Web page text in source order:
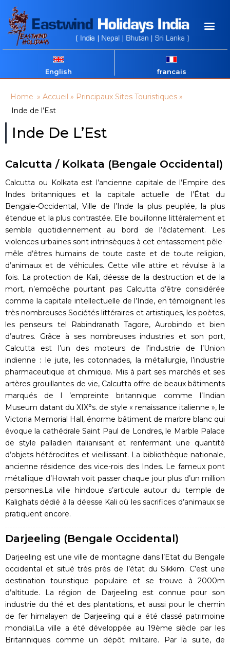
English francais
Home » Accueil » Principaux Sites Touristiques »
Inde de l’Est
Inde De L’Est
Calcutta / Kolkata (Bengale Occidental)
Calcutta ou Kolkata est l’ancienne capitale de l’Empire des
Indes britanniques et la capitale actuelle de l’État du
Bengale-Occidental, Ville de l’Inde la plus peuplée, la plus
étendue et la plus contrastée. Elle bouillonne littéralement et
semble quotidiennement au bord de l’éclatement. Les
violences urbaines sont intrinsèques à cet entassement pêle-
mêle d’êtres humains de toute caste et de toute religion,
d’animaux et de véhicules. Cette ville attire et révulse à la
fois. La protection de Kali, déesse de la destruction et de la
mort, n’empêche pourtant pas Calcutta d’être considérée
comme la capitale intellectuelle de l’Inde, en témoignent les
très nombreuses Sociétés littéraires et artistiques, les poètes,
les penseurs tel Rabindranath Tagore, Aurobindo et bien
d’autres. Grâce à ses nombreuses industries et son port,
Calcutta est l’un des moteurs de l’industrie de l’Union
indienne : le jute, les cotonnades, la métallurgie, l’industrie
pharmaceutique et chimique. Mis à part ses marchés et ses
artères grouillantes de vie, Calcutta offre de beaux bâtiments
marqués de l ’empreinte britannique comme l’Indian
Museum datant du XIX°s. de style « renaissance italienne », le
Victoria Memorial Hall, énorme bâtiment de marbre blanc qui
évoque la cathédrale Saint Paul de Londres, le Marble Palace
de style palladien italianisant et renfermant une quantité
d’objets hétéroclites et vieillissant. La bibliothèque nationale,
ancienne résidence des vice-rois des Indes. Le fameux pont
métallique d’Howrah voit passer chaque jour plus d’un million
personnes.La ville hindoue s’articule autour du temple de
Kalighats dédié à la déesse Kali où les sacrifices d’animaux se
pratiquent encore.
Darjeeling (Bengale Occidental)
Darjeeling est une ville de montagne dans l’Etat du Bengale
occidental et situé très près de l’état du Sikkim. C’est une
destination touristique populaire et se trouve à 2000m
d’altitude. La région de Darjeeling est connue pour son
industrie du thé et des plantations, et aussi pour le chemin
de fer himalayen de Darjeeling qui a été classé patrimoine
mondial.La ville a été développée au 19ème siècle par les
Britanniques comme un dépôt militaire. Par la suite, de